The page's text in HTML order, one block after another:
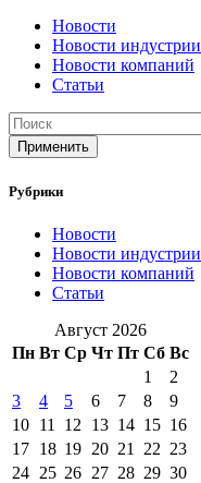
Новости
Новости индустрии
Новости компаний
Статьи
Применить
Рубрики
Новости
Новости индустрии
Новости компаний
Статьи
Август 2026
Пн Вт Ср Чт Пт Сб Вс
1
2
3
4 5 6 7 8
9
10 11 12 13 14 15 16
17 18 19 20 21 22 23
24 25 26 27 28 29 30